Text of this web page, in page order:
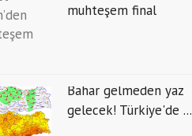
muhteşem final
Bahar gelmeden yaz
gelecek! Türkiye'de ...